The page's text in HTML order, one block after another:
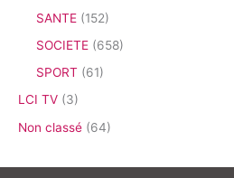
SANTE (152)
SOCIETE (658)
SPORT (61)
LCI TV (3)
Non classé (64)